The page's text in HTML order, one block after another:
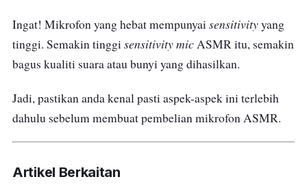
Ingat! Mikrofon yang hebat mempunyaisensitivityyang
tinggi. Semakin tinggisensitivitymicASMR itu, semakin
bagus kualiti suara atau bunyi yang dihasilkan.
Jadi, pastikan anda kenal pasti aspek-aspek ini terlebih
dahulu sebelum membuat pembelian mikrofon ASMR.
Artikel Berkaitan